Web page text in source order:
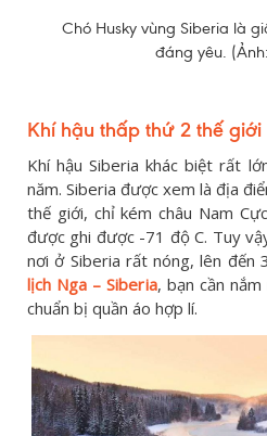
Chó Husky vùng Siberia là
đáng yêu.
Khí hậu thấp thứ 2 thế giới
Khí hậu Siberia khác biệt rất
năm. Siberia được xem là địa
thế giới, chỉ kém châu Nam
được ghi được -71 độ C. Tuy
nơi ở Siberia rất nóng, lên đến
lịch Nga – Siberia, bạn cần
chuẩn bị quần áo hợp lí.